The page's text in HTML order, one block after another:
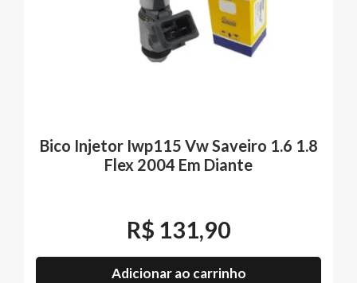
Bico Injetor Iwp115 Vw Saveiro 1.6 1.8
Flex 2004 Em Diante
R$ 131,90
Adicionar ao carrinho